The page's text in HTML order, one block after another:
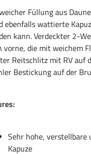
Füllung aus
ebenfalls wattierte
kann. Verdeckter 2-
vorne, die mit weichem
Reitschlitz mit RV auf
Bestickung auf der
Sehr hohe,
Kapuze